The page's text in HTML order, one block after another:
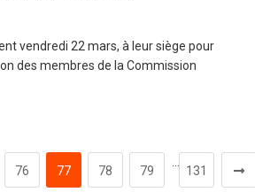
vendredi 22 mars, à leur siège pour
des membres de la Commission
76 77 78 79 131